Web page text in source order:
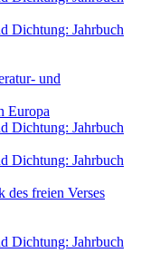
Dichtung: Jahrbuch
und
Europa
Dichtung: Jahrbuch
Dichtung: Jahrbuch
freien Verses
Dichtung: Jahrbuch